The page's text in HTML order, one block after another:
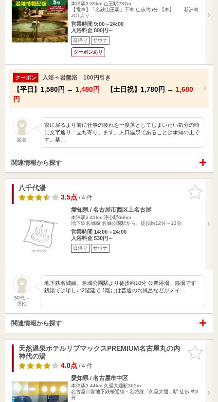
本陣駅3.39km 山王駅237m
【電車】「名鉄山王駅」下車 徒歩約5分 【車】 新洲崎
JCTより…
営業時間 9:00～24:00
入浴料金 800円～
日帰り サウナ
クーポンあり
クーポン 入浴＋岩盤浴 100円引き
【平日】 1,580円 → 1,480円 【土日祝】 1,780円 → 1,680
円
匿名
家に戻るより前に仕事の疲れを一度落としてしまいたい気分の時
に文字通り「立ち寄り」ます。人口温泉であることは承知の上で
す。基…
関連情報から探す
お気に入
りに追加
八千代湯
3.5点/ 4 件
愛知県 / 名古屋市西区上名古屋
本陣駅3.41km 浄心駅666m
地下鉄名城線 名城公園駅から、徒歩約12分～13分
営業時間 14:00～24:00
入浴料金 530円～
日帰り サウナ
50代～
男性
地下鉄名城線、名城公園駅より徒歩約10分 公衆浴場、銭湯です
銭湯では珍しい2階建て 1階には普通のお風呂などがメイ…
関連情報から探す
お気に入
りに追加
天然温泉ホテルリブマックスPREMIUM名古屋丸の内
神代の湯
4.0点/ 4 件
愛知県 / 名古屋市中区
本陣駅3.44km 久屋大通駅365m
名古屋市営地下鉄桜通線・名城線「久屋大通」駅 徒歩 約3
分